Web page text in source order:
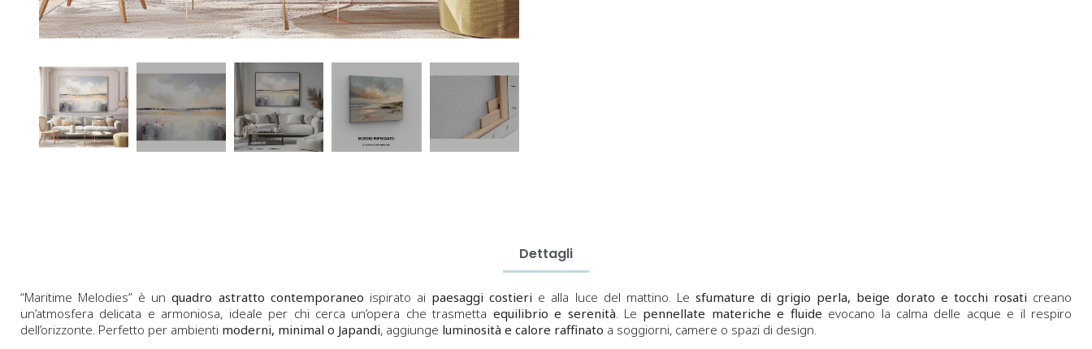
Dettagli
“Maritime Melodies” è unquadro astratto contemporaneo ispirato ai paesaggi costieri e alla luce del mattino. Le sfumature di grigio perla, beige dorato e tocchi rosati creano
un’atmosfera delicata e armoniosa, ideale per chi cerca un’opera che trasmetta equilibrio e serenità . Le pennellate materiche e fluide evocano la calma delle acque e il respiro
dell’orizzonte. Perfetto per ambienti moderni, minimal o Japandi, aggiunge luminosità e calore raffinato a soggiorni, camere o spazi di design.